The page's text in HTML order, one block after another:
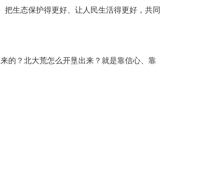
生态保护得更好、让人民生活得更好，共同
的？北大荒怎么开垦出来？就是靠信心、靠